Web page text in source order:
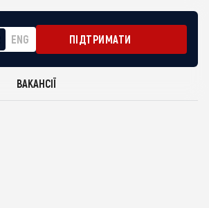
ENG ПІДТРИМАТИ
ВАКАНСІЇ